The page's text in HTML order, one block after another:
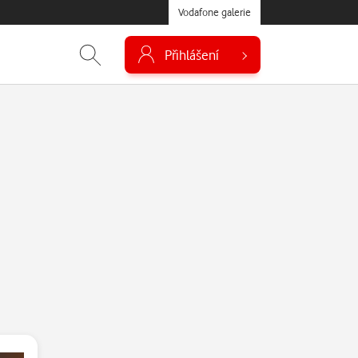
Vodafone galerie
Přihlášení